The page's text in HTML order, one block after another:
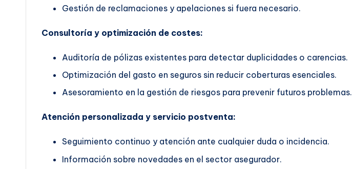
Gestión de reclamaciones y apelaciones si fuera necesario.
Consultoría y optimización de costes:
Auditoría de pólizas existentes para detectar duplicidades o carencias.
Optimización del gasto en seguros sin reducir coberturas esenciales.
Asesoramiento en la gestión de riesgos para prevenir futuros problemas.
Atención personalizada y servicio postventa:
Seguimiento continuo y atención ante cualquier duda o incidencia.
Información sobre novedades en el sector asegurador.